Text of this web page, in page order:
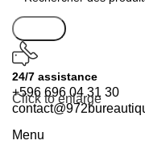
24/7 assistance
+596 696 04 31 30
Menu
Click to enlarge